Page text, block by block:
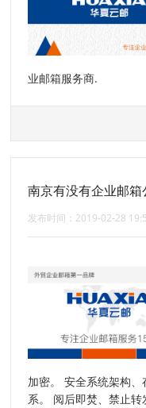
业邮箱服务商.
南京有没有企业邮箱
发布时间：2019-02-28
加密。 安全系统架构
系。 阅后即焚、禁止